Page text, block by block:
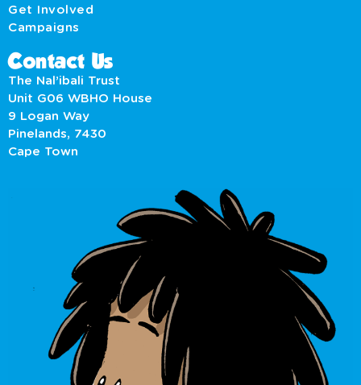
Get Involved
Campaigns
Contact Us
The Nal’ibali Trust
Unit G06 WBHO House
9 Logan Way
Pinelands, 7430
Cape Town